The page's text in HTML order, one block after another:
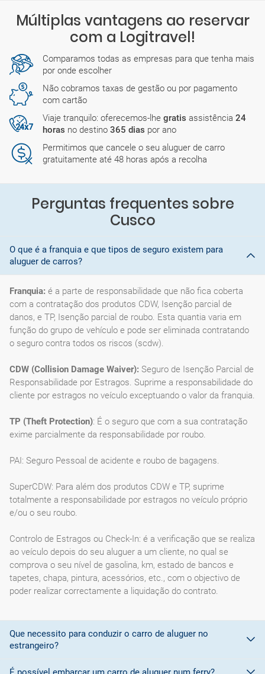
Múltiplas vantagens ao reservar
com a Logitravel!
Comparamos todas as empresas para que tenha mais
por onde escolher
Não cobramos taxas de gestão ou por pagamento
com cartão
Viaje tranquilo: oferecemos-lhe gratis assistência 24
horas no destino 365 dias por ano
Permitimos que cancele o seu aluguer de carro
gratuitamente até 48 horas após a recolha
Perguntas frequentes sobre
Cusco
O que é a franquia e que tipos de seguro existem para
aluguer de carros?
Franquia: é a parte de responsabilidade que não fica coberta
com a contratação dos produtos CDW, Isenção parcial de
danos, e TP, Isenção parcial de roubo. Esta quantia varia em
função do grupo de vehículo e pode ser eliminada contratando
o seguro contra todos os riscos (scdw).
CDW (Collision Damage Waiver): Seguro de Isenção Parcial de
Responsabilidade por Estragos. Suprime a responsabilidade do
cliente por estragos no veículo exceptuando o valor da franquia.
TP (Theft Protection): É o seguro que com a sua contratação
exime parcialmente da responsabilidade por roubo.
PAI: Seguro Pessoal de acidente e roubo de bagagens.
SuperCDW: Para além dos produtos CDW e TP, suprime
totalmente a responsabilidade por estragos no veículo próprio
e/ou o seu roubo.
Controlo de Estragos ou Check-In: é a verificação que se realiza
ao veículo depois do seu aluguer a um cliente, no qual se
comprova o seu nível de gasolina, km, estado de bancos e
tapetes, chapa, pintura, acessórios, etc., com o objectivo de
poder realizar correctamente a liquidação do contrato.
Que necessito para conduzir o carro de aluguer no
estrangeiro?